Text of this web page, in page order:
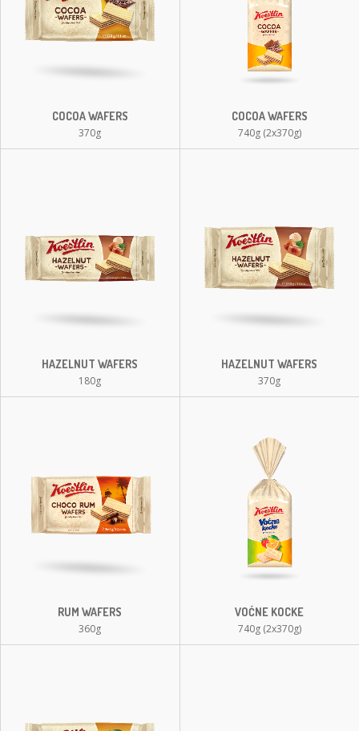
COCOA WAFERS
370g
COCOA WAFERS
740g (2x370g)
HAZELNUT WAFERS
180g
HAZELNUT WAFERS
370g
RUM WAFERS
360g
VOĆNE KOCKE
740g (2x370g)